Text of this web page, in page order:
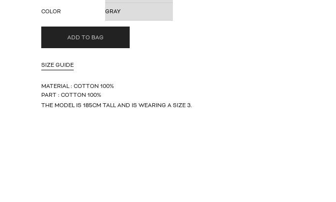
COLOR
ADD TO BAG
SIZE GUIDE
MATERIAL : COTTON 100%
PART : COTTON 100%
THE MODEL IS 185CM TALL AND IS WEARING A SIZE 3.